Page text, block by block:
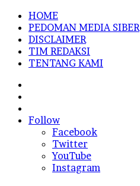
HOME
PEDOMAN MEDIA SIBER
DISCLAIMER
TIM REDAKSI
TENTANG KAMI
In
Follow
Facebook
Twitter
YouTube
Instagram